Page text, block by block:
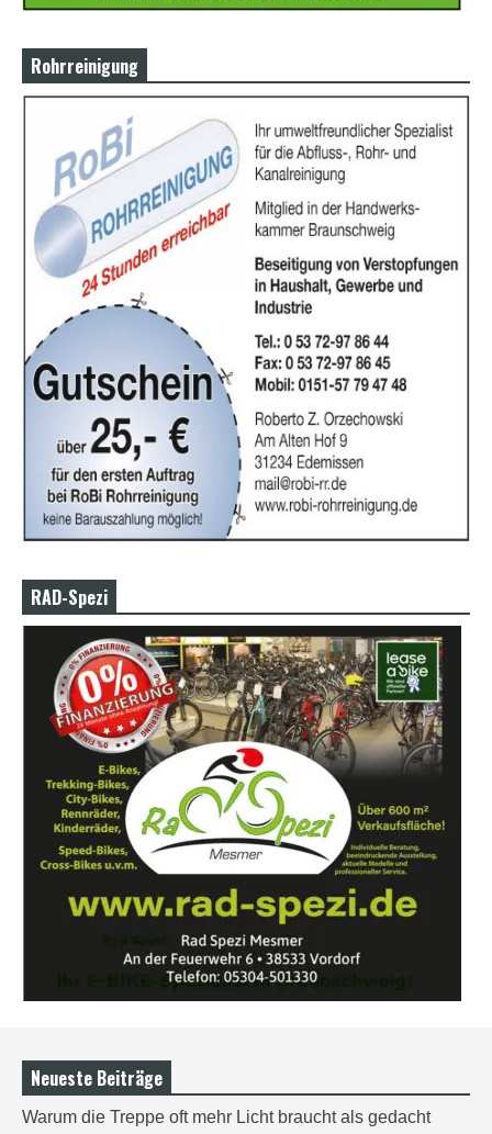
Rohrreinigung
RAD-Spezi
Neueste Beiträge
Warum die Treppe oft mehr Licht braucht als gedacht